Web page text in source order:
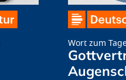
Wort zum